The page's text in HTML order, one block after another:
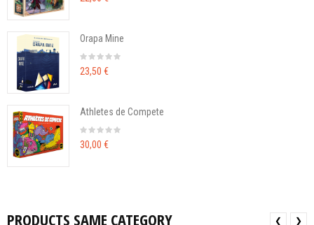
Orapa Mine
23,50 €
Athletes de Compete
30,00 €
PRODUCTS SAME CATEGORY ❮ ❯